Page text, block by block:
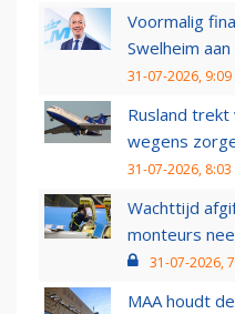
Voormalig
Swelheim
31-07-2026, 9:09
Rusland trekt
wegens
31-07-2026, 8:03
Wachttijd
monteurs
31-07-2026,
MAA houdt